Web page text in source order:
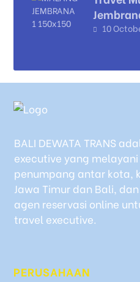
10
BALI DEWATA TRANS
executive yang
penumpang antar kota,
Jawa Timur dan Bali,
agen reservasi online
travel executive.
PERUSAHAAN